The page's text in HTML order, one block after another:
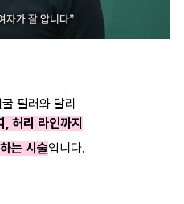
필러와 달리
허리 라인까지
는 시술입니다.